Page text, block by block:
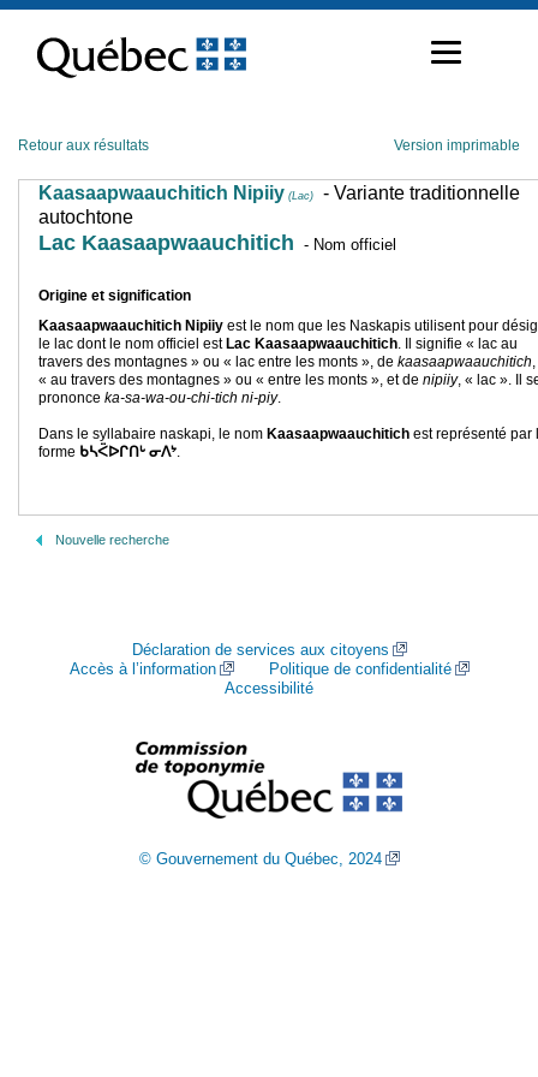
contenu
Retour aux résultats Version imprimable
Kaasaapwaauchitich Nipiiy (Lac)
- Variante traditionnelle
autochtone
Lac Kaasaapwaauchitich - Nom officiel
Origine et signification
Kaasaapwaauchitich Nipiiy est le nom que les Naskapis utilisent pour
le lac dont le nom officiel est Lac Kaasaapwaauchitich. Il signifie « lac au
travers des montagnes » ou « lac entre les monts », de kaasaapwaauchitich,
« au travers des montagnes » ou « entre les monts », et de nipiiy, « lac ». Il
prononce ka-sa-wa-ou-chi-tich ni-piy.
Dans le syllabaire naskapi, le nom Kaasaapwaauchitich est représenté par
forme ᑲᓴᑈᐅᒋᑎᒡ ᓂᐱᔾ.
Nouvelle recherche
Déclaration de services aux citoyens
Accès à l’information
Politique de confidentialité
Accessibilité
© Gouvernement du Québec, 2024